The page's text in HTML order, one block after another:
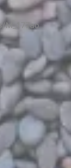
M_177ao